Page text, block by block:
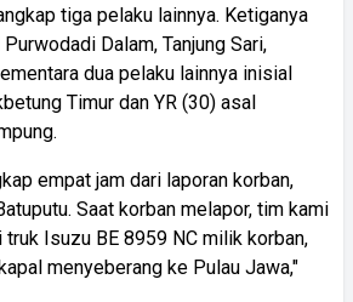
tiga pelaku lainnya. Ketiganya
Dalam, Tanjung Sari,
dua pelaku lainnya inisial
Timur dan YR (30) asal
empat jam dari laporan korban,
Saat korban melapor, tim kami
Isuzu BE 8959 NC milik korban,
menyeberang ke Pulau Jawa,"